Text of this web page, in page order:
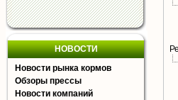
НОВОСТИ
Новости рынка кормов
Обзоры прессы
Новости компаний